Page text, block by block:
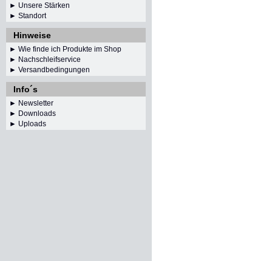
► Unsere Stärken
► Standort
Hinweise
► Wie finde ich Produkte im Shop
► Nachschleifservice
► Versandbedingungen
Info´s
► Newsletter
► Downloads
► Uploads